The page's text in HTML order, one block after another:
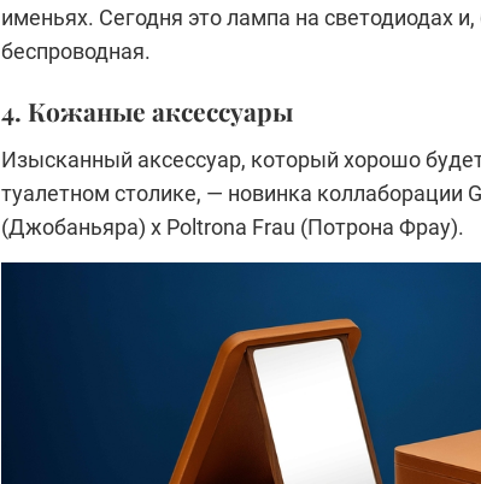
именьях. Сегодня это лампа на светодиодах и,
беспроводная.
4. Кожаные аксессуары
Изысканный аксессуар, который хорошо
туалетном столике, — новинка коллаборации
(Джобаньяра) x Poltrona Frau (Потрона Фрау).